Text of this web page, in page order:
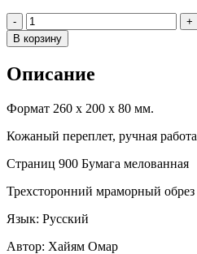
- Количество
+
В корзину
Описание
Формат 260 х 200 х 80 мм.
Кожаный переплет, ручная работа
Страниц 900 Бумага мелованная
Трехсторонний мраморный обрез
Язык: Русский
Автор: Хайям Омар